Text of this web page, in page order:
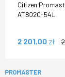
Citizen
AT8020-54L
2 201,00 zł
PROMASTER